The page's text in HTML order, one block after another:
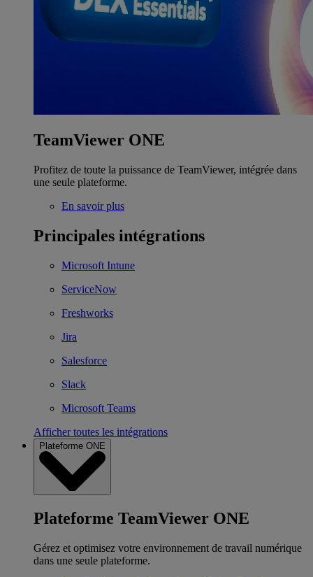
TeamViewer ONE
Profitez de toute la puissance de TeamViewer, intégrée dans
une seule plateforme.
En savoir plus
Principales intégrations
Microsoft Intune
ServiceNow
Freshworks
Jira
Salesforce
Slack
Microsoft Teams
Afficher toutes les intégrations
Plateforme ONE
Plateforme TeamViewer ONE
Gérez et optimisez votre environnement de travail numérique
dans une seule plateforme.